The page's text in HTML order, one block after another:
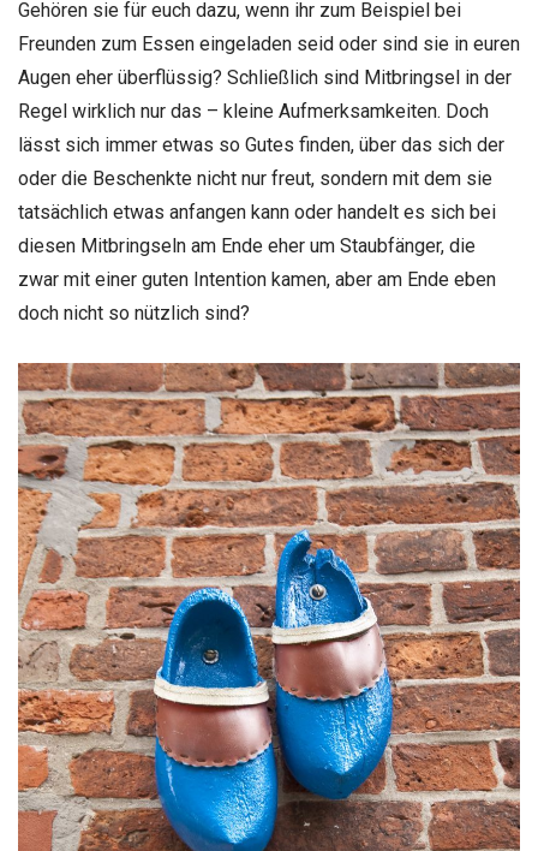
Gehören sie für euch dazu, wenn ihr zum Beispiel bei
Freunden zum Essen eingeladen seid oder sind sie in euren
Augen eher überflüssig? Schließlich sind Mitbringsel in der
Regel wirklich nur das – kleine Aufmerksamkeiten. Doch
lässt sich immer etwas so Gutes finden, über das sich der
oder die Beschenkte nicht nur freut, sondern mit dem sie
tatsächlich etwas anfangen kann oder handelt es sich bei
diesen Mitbringseln am Ende eher um Staubfänger, die
zwar mit einer guten Intention kamen, aber am Ende eben
doch nicht so nützlich sind?